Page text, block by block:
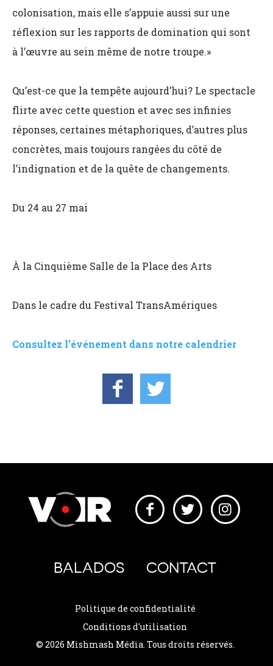
colonisation, mais elle s’appuie aussi sur une
réflexion sur les rapports de domination qui sont
à l’œuvre au sein même de notre troupe.»
Qu’est-ce que la tempête aujourd’hui? Le spectacle
flirte avec cette question et avec ses infinies
réponses, certaines métaphoriques, d’autres plus
concrètes, mais toujours rangées du côté de
l’indignation et de la quête de changements.
Du 24 au 27 mai
À la Cinquième Salle de la Place des Arts
Dans le cadre du Festival TransAmériques
Consultez l’événement dans notre calendrier
BALADOS CONTACT
Politique de confidentialité
Conditions d'utilisation
© 2026 Mishmash Média. Tous droits réservés.